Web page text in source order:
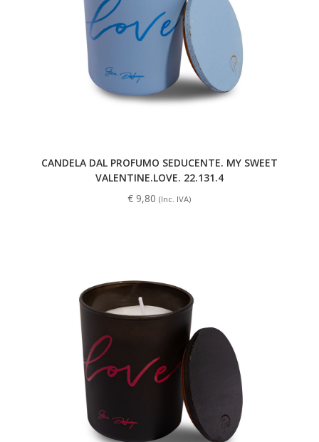
CANDELA DAL PROFUMO SEDUCENTE. MY SWEET
VALENTINE.LOVE. 22.131.4
€ 9,80 (Inc. IVA)